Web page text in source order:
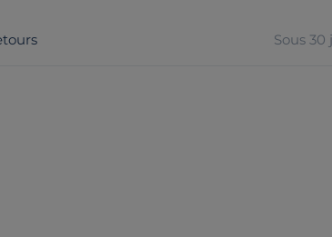
Sous 30